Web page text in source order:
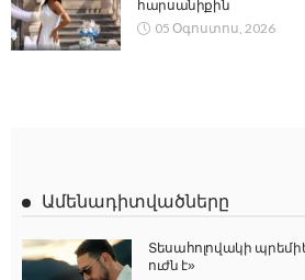
հարսանիքին
05 Օգոստոս, 2026
Ամենադիտվածները
Տեսահոլովակի
ուժն է»